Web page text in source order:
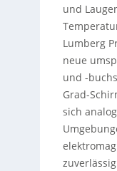
und
Lumberg
neue
und -
Grad-
sich